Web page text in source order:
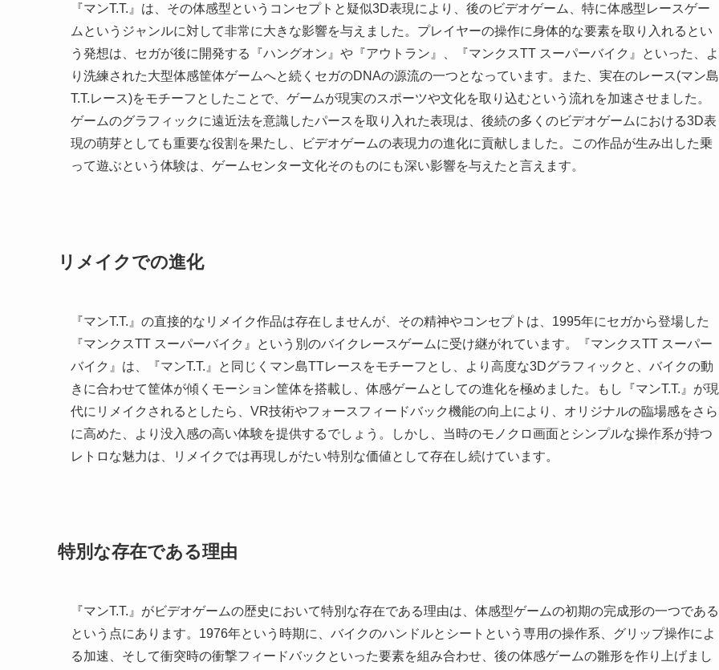
『マンT.T.』は、その体感型というコンセプトと疑似3D表現により、後のビデオゲーム、特に体感型レースゲー
ムというジャンルに対して非常に大きな影響を与えました。プレイヤーの操作に身体的な要素を取り入れるとい
う発想は、セガが後に開発する『ハングオン』や『アウトラン』、『マンクスTT スーパーバイク』といった、よ
り洗練された大型体感筐体ゲームへと続くセガのDNAの源流の一つとなっています。また、実在のレース(マン島
T.T.レース)をモチーフとしたことで、ゲームが現実のスポーツや文化を取り込むという流れを加速させました。
ゲームのグラフィックに遠近法を意識したパースを取り入れた表現は、後続の多くのビデオゲームにおける3D表
現の萌芽としても重要な役割を果たし、ビデオゲームの表現力の進化に貢献しました。この作品が生み出した乗
って遊ぶという体験は、ゲームセンター文化そのものにも深い影響を与えたと言えます。
リメイクでの進化
『マンT.T.』の直接的なリメイク作品は存在しませんが、その精神やコンセプトは、1995年にセガから登場した
『マンクスTT スーパーバイク』という別のバイクレースゲームに受け継がれています。『マンクスTT スーパー
バイク』は、『マンT.T.』と同じくマン島TTレースをモチーフとし、より高度な3Dグラフィックと、バイクの動
きに合わせて筐体が傾くモーション筐体を搭載し、体感ゲームとしての進化を極めました。もし『マンT.T.』が現
代にリメイクされるとしたら、VR技術やフォースフィードバック機能の向上により、オリジナルの臨場感をさら
に高めた、より没入感の高い体験を提供するでしょう。しかし、当時のモノクロ画面とシンプルな操作系が持つ
レトロな魅力は、リメイクでは再現しがたい特別な価値として存在し続けています。
特別な存在である理由
『マンT.T.』がビデオゲームの歴史において特別な存在である理由は、体感型ゲームの初期の完成形の一つである
という点にあります。1976年という時期に、バイクのハンドルとシートという専用の操作系、グリップ操作によ
る加速、そして衝突時の衝撃フィードバックといった要素を組み合わせ、後の体感ゲームの雛形を作り上げまし